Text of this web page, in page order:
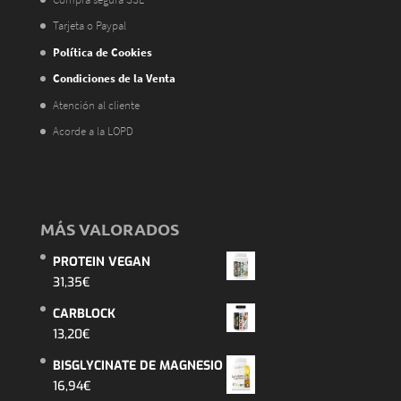
Tarjeta o Paypal
Política de Cookies
Condiciones de la Venta
Atención al cliente
Acorde a la LOPD
MÁS VALORADOS
PROTEIN VEGAN
31,35€
CARBLOCK
13,20€
BISGLYCINATE DE MAGNESIO
16,94€